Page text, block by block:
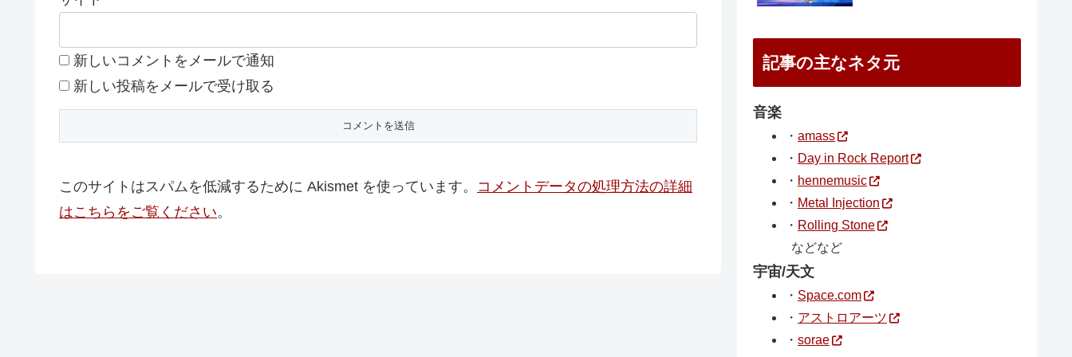
新しいコメントをメールで通知
新しい投稿をメールで受け取る
このサイトはスパムを低減するために Akismet を使っています。 コメントデータの処理方法の詳細
はこちらをご覧ください。
記事の主なネタ元
音楽
・ amass
・ Day in Rock Report
・ hennemusic
・ Metal Injection
・ Rolling Stone
などなど
宇宙/天文
・ Space.com
・ アストロアーツ
・ sorae